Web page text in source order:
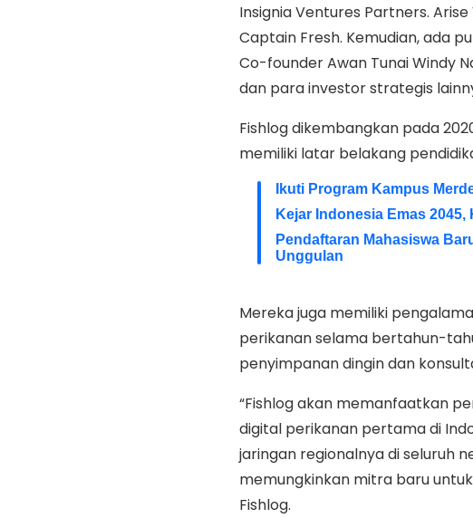
Insignia Ventures Partners.
Captain Fresh. Kemudian, ada
Co-founder Awan Tunai Windy
dan para investor strategis
Fishlog dikembangkan pada
memiliki latar belakang
Ikuti Program Kampus
Kejar Indonesia Emas
Pendaftaran Mahasiswa
Unggulan
Mereka juga memiliki
perikanan selama bertahun-
penyimpanan dingin dan
“Fishlog akan memanfaatkan
digital perikanan pertama di
jaringan regionalnya di seluruh
memungkinkan mitra baru
Fishlog.